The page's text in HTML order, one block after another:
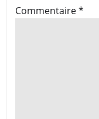
Commentaire*